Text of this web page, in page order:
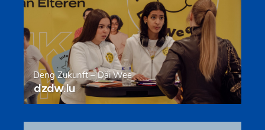
Deng Zukunft – Däi Wee
dzdw.lu